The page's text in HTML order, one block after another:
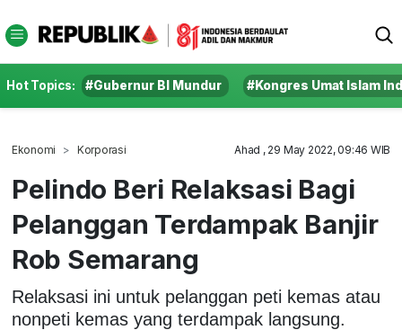
Hot Topics: #Gubernur BI Mundur #Kongres Umat Islam
Ekonomi Korporasi Ahad , 29 May 2022, 09:46 WIB
Pelindo Beri Relaksasi Bagi
Pelanggan Terdampak Banjir
Rob Semarang
Relaksasi ini untuk pelanggan peti kemas atau
nonpeti kemas yang terdampak langsung.